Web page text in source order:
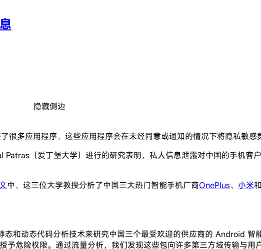
隐藏侧边
很多应用程序，这些应用程序会在未经同意或通知的情况下将隐私敏感
（爱丁堡大学）进行的研究表明，私人信息泄露对中国的手机客
中，这三位大学教授分析了中国三大热门智能手机厂商OnePlus、 小米和
和动态代码分析技术来研究中国三个最受欢迎的供应商的 Android 智
危险权限。通过流量分析，我们发现这些包向许多第三方域传输与用